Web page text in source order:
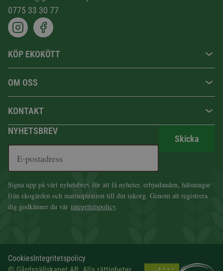
0775 33 30 77
KÖP EKOKÖTT
OM OSS
KONTAKT
NYHETSBREV
Skicka
Signa upp på vårt nyhetsbrev för att få nyheter, erbjudanden, hälsningar
från ekogården och matinspiration till din inkorg. Genom att registrera
dig godkänner du vår integritetspolicy.
Cookies Integritetspolicy